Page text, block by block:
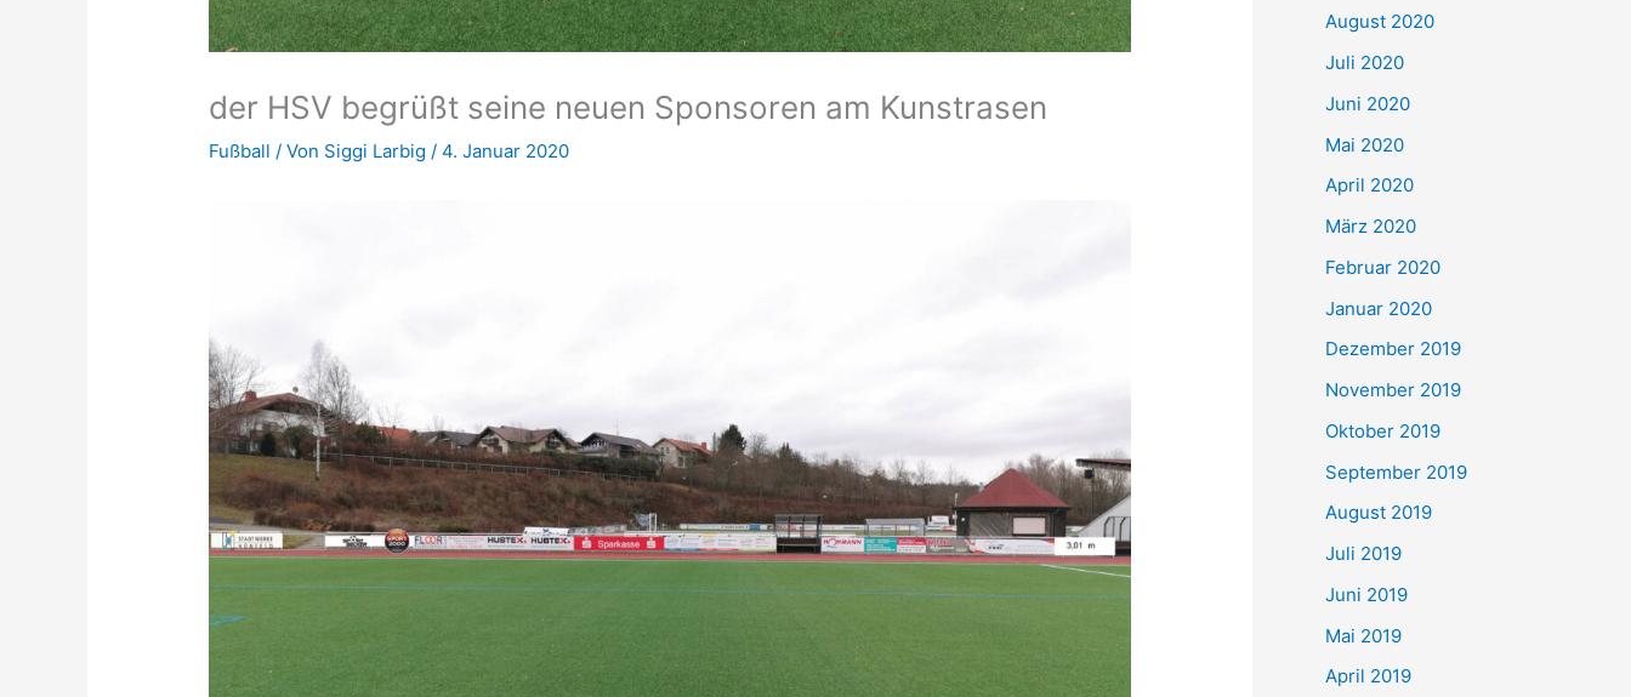
der HSV begrüßt seine neuen Sponsoren am Kunstrasen
Fußball / Von Siggi Larbig /4. Januar 2020
August 2020
Juli 2020
Juni 2020
Mai 2020
April 2020
März 2020
Februar 2020
Januar 2020
Dezember 2019
November 2019
Oktober 2019
September 2019
August 2019
Juli 2019
Juni 2019
Mai 2019
April 2019